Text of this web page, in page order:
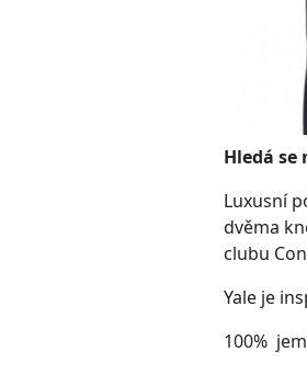
Hledá se
Luxusní
dvěma
clubu
Yale je
100%